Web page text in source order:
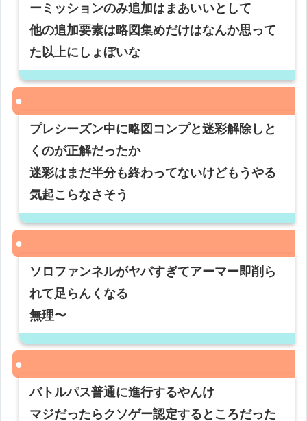
ーミッションのみ追加はまあいいとして
他の追加要素は略図集めだけはなんか思って
た以上にしょぼいな
プレシーズン中に略図コンプと迷彩解除しと
くのが正解だったか
迷彩はまだ半分も終わってないけどもうやる
気起こらなさそう
ソロファンネルがヤバすぎてアーマー即削ら
れて足らんくなる
無理〜
バトルパス普通に進行するやんけ
マジだったらクソゲー認定するところだった